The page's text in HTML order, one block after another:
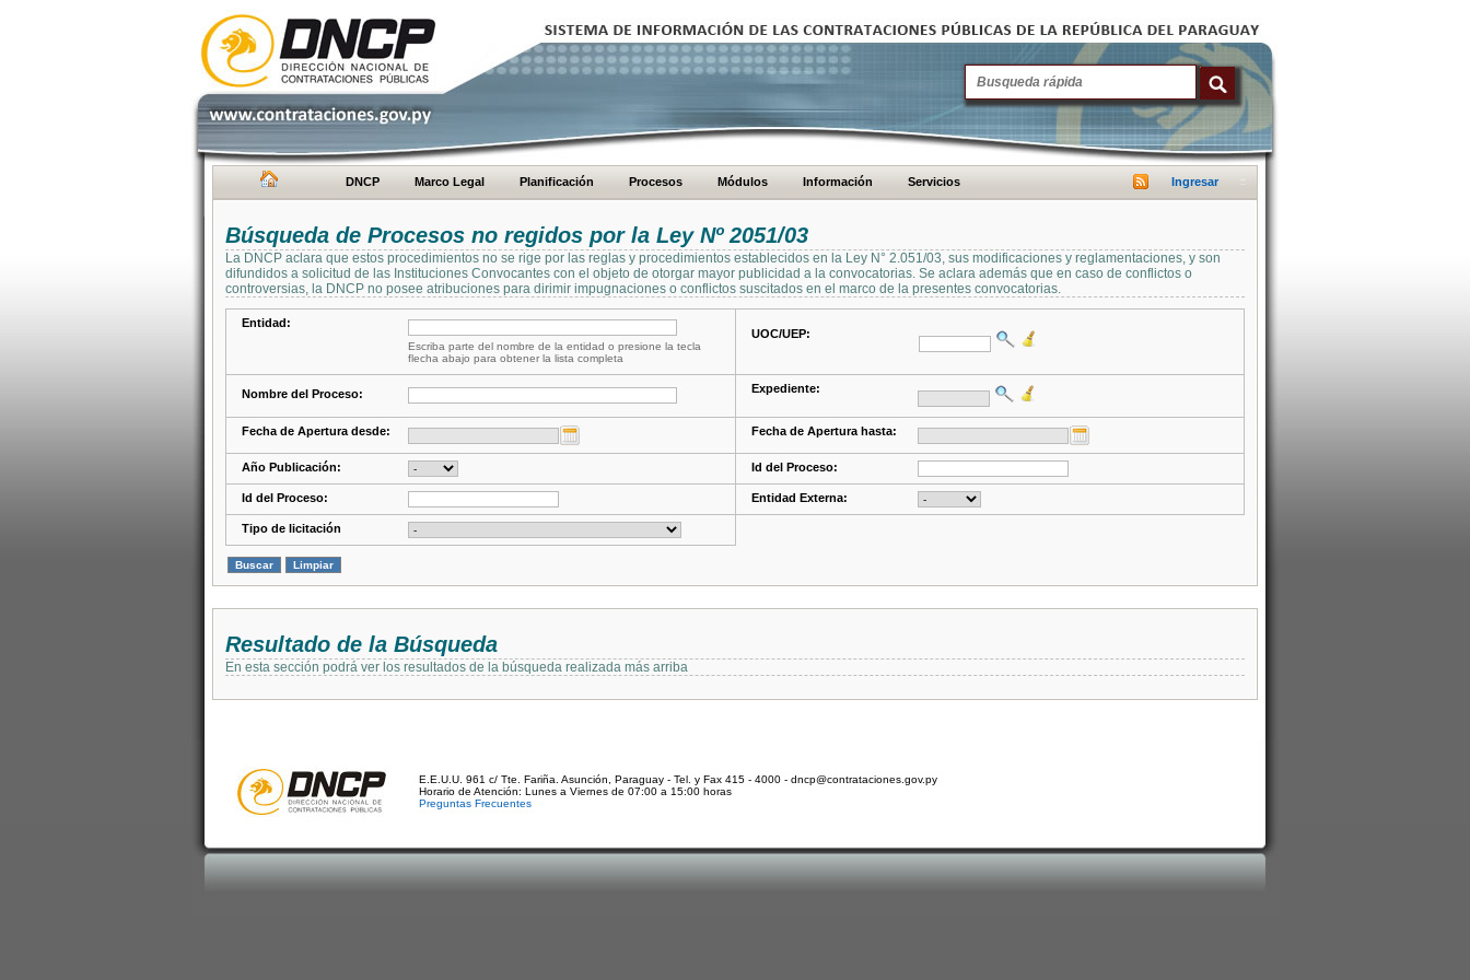
DNCP Marco Legal Planificación Procesos Módulos Información Servicios Ingresar
Búsqueda de Procesos no regidos por la Ley Nº 2051/03
La DNCP aclara que estos procedimientos no se rige por las reglas y procedimientos establecidos en la Ley N° 2.051/03, sus modificaciones y reglamentaciones, y son
difundidos a solicitud de las Instituciones Convocantes con el objeto de otorgar mayor publicidad a la convocatorias. Se aclara además que en caso de conflictos o
controversias, la DNCP no posee atribuciones para dirimir impugnaciones o conflictos suscitados en el marco de la presentes convocatorias.
Entidad:
Escriba parte del nombre de la entidad o presione la tecla
flecha abajo para obtener la lista completa
UOC/UEP:
Nombre del Proceso: Expediente:
Fecha de Apertura desde: Fecha de Apertura hasta:
Año Publicación: Id del Proceso:
Id del Proceso: Entidad Externa:
Tipo de licitación
Resultado de la Búsqueda
En esta sección podrá ver los resultados de la búsqueda realizada más arriba
E.E.U.U. 961 c/ Tte. Fariña. Asunción, Paraguay - Tel. y Fax 415 - 4000 - dncp@contrataciones.gov.py
Horario de Atención: Lunes a Viernes de 07:00 a 15:00 horas
Preguntas Frecuentes